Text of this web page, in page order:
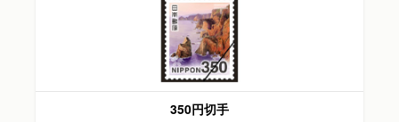
350円切手